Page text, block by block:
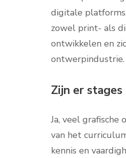
digitale
zowel print- als
ontwikkelen en
ontwerpindustrie.
Zijn er
Ja, veel
van het
kennis en